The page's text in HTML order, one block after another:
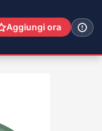
Aggiungi ora